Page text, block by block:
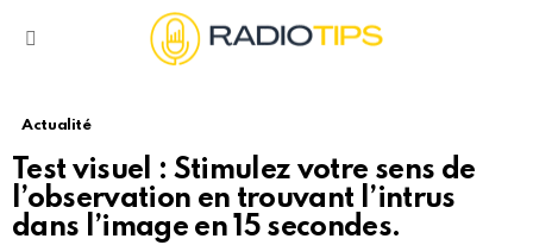
Actualité
Test visuel : Stimulez votre sens de
l’observation en trouvant l’intrus
dans l’image en 15 secondes.